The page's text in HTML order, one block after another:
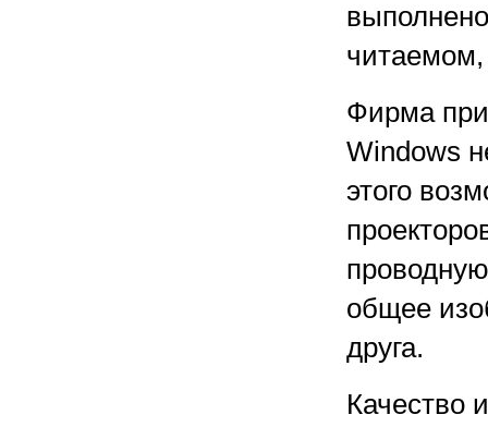
Фирма
Windows
этого
общее
друга.
Качество